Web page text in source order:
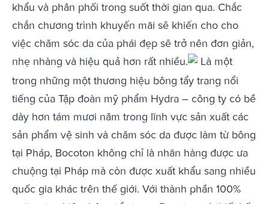
khẩu và phân phối trong suốt thời gian qua. Chắc
chắn chương trình khuyến mãi sẽ khiến cho cho
việc chăm sóc da của phái đẹp sẽ trở nên đơn giản,
nhẹ nhàng và hiệu quả hơn rất nhiều.
Là một
trong những một thương hiệu bông tẩy trang nổi
tiếng của Tập đoàn mỹ phẩm Hydra – công ty có bề
dày hơn tám mươi năm trong lĩnh vực sản xuất các
sản phẩm vệ sinh và chăm sóc da được làm từ bông
tại Pháp, Bocoton không chỉ là nhãn hàng được ưa
chuộng tại Pháp mà còn được xuất khẩu sang nhiều
quốc gia khác trên thế giới. Với thành phần 100%